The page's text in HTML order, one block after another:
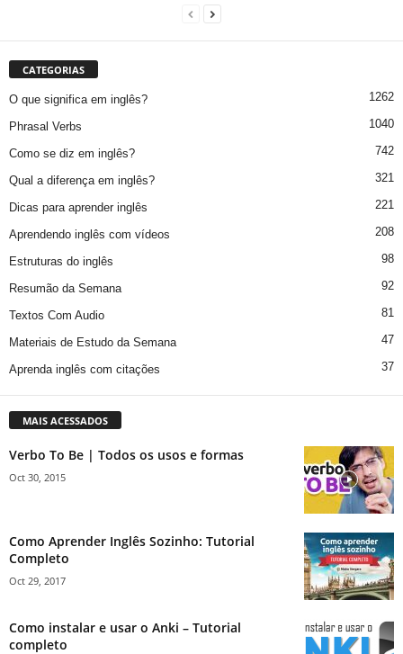
CATEGORIAS
O que significa em inglês? 1262
Phrasal Verbs 1040
Como se diz em inglês? 742
Qual a diferença em inglês? 321
Dicas para aprender inglês 221
Aprendendo inglês com vídeos 208
Estruturas do inglês 98
Resumão da Semana 92
Textos Com Audio 81
Materiais de Estudo da Semana 47
Aprenda inglês com citações 37
MAIS ACESSADOS
Verbo To Be | Todos os usos e formas
Oct 30, 2015
Como Aprender Inglês Sozinho: Tutorial
Completo
Oct 29, 2017
Como instalar e usar o Anki – Tutorial
completo